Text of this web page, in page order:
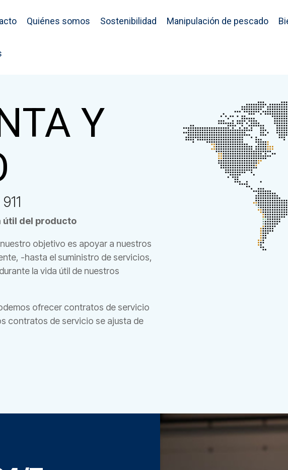
Quiénes somos Sostenibilidad Manipulación de pescado
Y
útil del producto
objetivo es apoyar a nuestros
-hasta el suministro de servicios,
la vida útil de nuestros
ofrecer contratos de servicio
contratos de servicio se ajusta de